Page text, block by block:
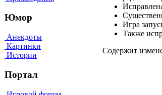
Юмор
Анекдоты
Картинки
Истории
Портал
Игра
Также
Содержит